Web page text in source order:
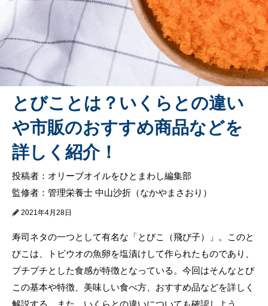
とびことは？いくらとの違い
や市販のおすすめ商品などを
詳しく紹介！
投稿者：オリーブオイルをひとまわし編集部
監修者：管理栄養士 中山沙折（なかやまさおり）
2021年4月28日
寿司ネタの一つとして有名な「とびこ（飛び子）」。このと
びこは、トビウオの魚卵を塩漬けして作られたものであり、
プチプチとした食感が特徴となっている。今回はそんなとび
この基本や特徴、美味しい食べ方、おすすめ品などを詳しく
解説する。また、いくらとの違いについても確認しよう。